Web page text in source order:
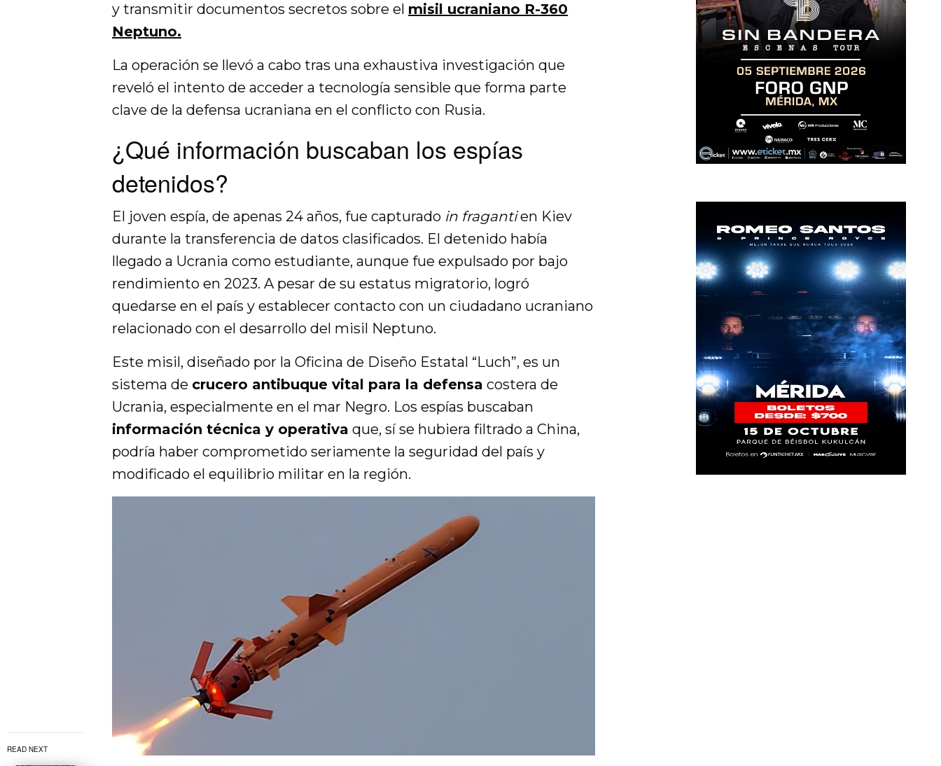
READ NEXT
y transmitir documentos secretos sobre el misil ucraniano R-360
Neptuno.
La operación se llevó a cabo tras una exhaustiva investigación que
reveló el intento de acceder a tecnología sensible que forma parte
clave de la defensa ucraniana en el conflicto con Rusia.
¿Qué información buscaban los espías
detenidos?
El joven espía, de apenas 24 años, fue capturado in fragantien Kiev
durante la transferencia de datos clasificados. El detenido había
llegado a Ucrania como estudiante, aunque fue expulsado por bajo
rendimiento en 2023. A pesar de su estatus migratorio, logró
quedarse en el país y establecer contacto con un ciudadano ucraniano
relacionado con el desarrollo del misil Neptuno.
Este misil, diseñado por la Oficina de Diseño Estatal “Luch”, es un
sistema de crucero antibuque vital para la defensa costera de
Ucrania, especialmente en el mar Negro. Los espías buscaban
información técnica y operativa que, sí se hubiera filtrado a China,
podría haber comprometido seriamente la seguridad del país y
modificado el equilibrio militar en la región.